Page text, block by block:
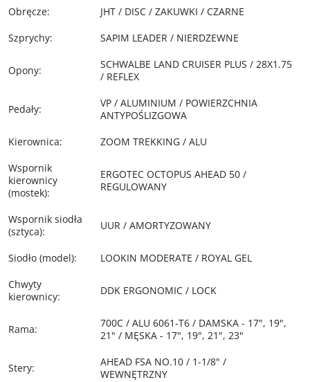
Obręcze:
JHT / DISC / ZAKUWKI / CZARNE
Szprychy: SAPIM LEADER / NIERDZEWNE
Opony:
SCHWALBE LAND CRUISER PLUS / 28X1.75
/ REFLEX
Pedały:
VP / ALUMINIUM / POWIERZCHNIA
ANTYPOŚLIZGOWA
Kierownica:
ZOOM TREKKING / ALU
Wspornik
kierownicy
(mostek):
ERGOTEC OCTOPUS AHEAD 50 /
REGULOWANY
Wspornik siodła
(sztyca): UUR / AMORTYZOWANY
Siodło (model):
LOOKIN MODERATE / ROYAL GEL
Chwyty
kierownicy: DDK ERGONOMIC / LOCK
Rama:
700C / ALU 6061-T6 / DAMSKA - 17", 19",
21" / MĘSKA - 17", 19", 21", 23"
Stery:
AHEAD FSA NO.10 / 1-1/8" /
WEWNĘTRZNY